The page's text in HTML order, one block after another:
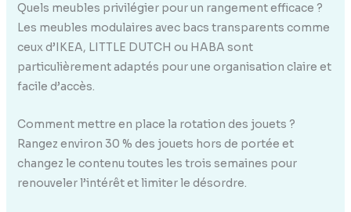
Quels meubles privilégier pour un rangement efficace ?
Les meubles modulaires avec bacs transparents comme
ceux d’IKEA, LITTLE DUTCH ou HABA sont
particulièrement adaptés pour une organisation claire et
facile d’accès.
Comment mettre en place la rotation des jouets ?
Rangez environ 30 % des jouets hors de portée et
changez le contenu toutes les trois semaines pour
renouveler l’intérêt et limiter le désordre.